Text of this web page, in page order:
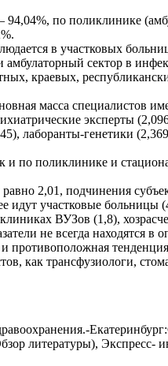
по поликлинике
в участковых
сектор в
краевых,
масса специалистов
эксперты
лаборанты-генетики
поликлинике и
2,01, подчинения
идут участковые
ВУЗов (1,8),
не всегда находятся
противоположная
как трансфузиологи,
литературы), Экспресс-